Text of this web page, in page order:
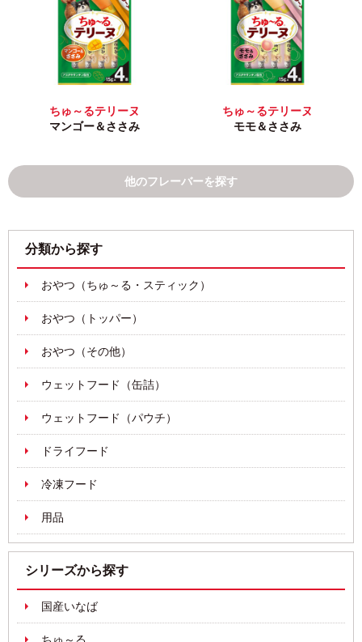
ちゅ～るテリーヌ
マンゴー＆ささみ
ちゅ～るテリーヌ
モモ＆ささみ
他のフレーバーを探す
分類から探す
おやつ（ちゅ～る・スティック）
おやつ（トッパー）
おやつ（その他）
ウェットフード（缶詰）
ウェットフード（パウチ）
ドライフード
冷凍フード
用品
シリーズから探す
国産いなば